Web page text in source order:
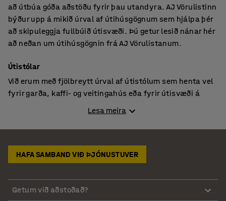
að útbúa góða aðstöðu fyrir þau utandyra. AJ Vörulistinn
býður upp á mikið úrval af útihúsgögnum sem hjálpa þér
að skipuleggja fullbúið útisvæði. Þú getur lesið nánar hér
að neðan um útihúsgögnin frá AJ Vörulistanum.
Útistólar
Við erum með fjölbreytt úrval af útistólum sem henta vel
fyrir garða, kaffi- og veitingahús eða fyrir útisvæði á
búa til vinnuaðstöðu utandyra fyrir starfsfólkið sitt. Við
bjóðum meðal annars upp á staflanlega stóla, sem kemur
yfir veturinn. Fyrirtæki sem eru að leita að stólum sem
eru léttir og þarfnast lítils viðhalds ættu að skoða
kaffihúsastólana okkar. Fyrir skrifstofur sem vilja bjóða
starfsfólkinu upp á þægilegri stóla er hægt að kaupa
Lesa meira
HAFA SAMBAND VIÐ ÞJÓNUSTUVER
Getum við aðstoðað?